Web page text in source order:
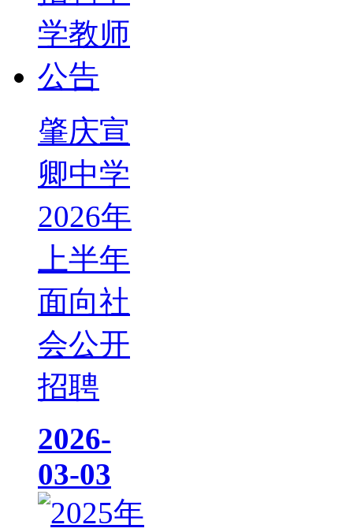
肇庆宣
卿中学
2026年
上半年
面向社
会公开
招聘
2026-
03-03